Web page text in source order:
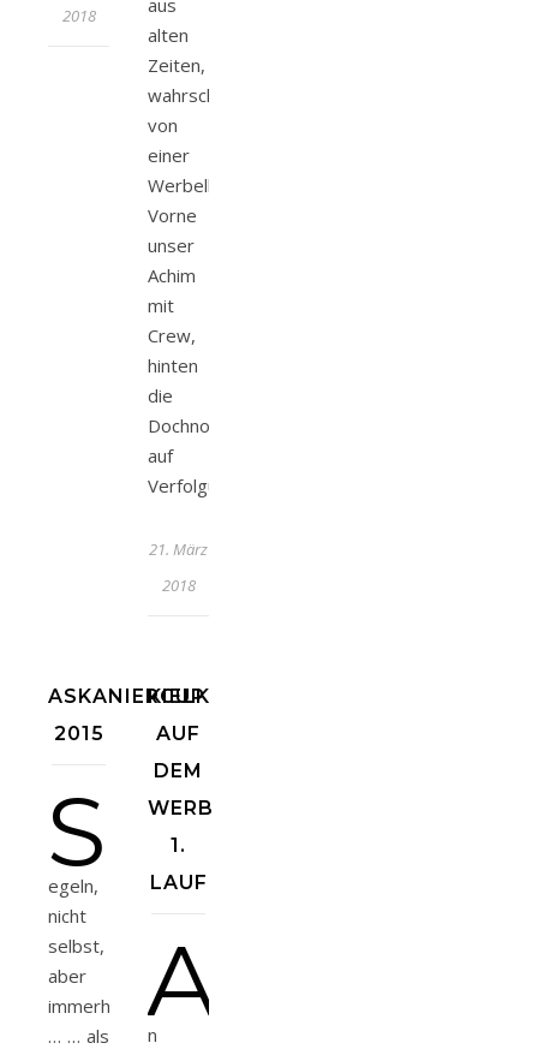
2018
aus
alten
Zeiten,
wahrscheinlich
von
einer
Werbellinseeregatta.
Vorne
unser
Achim
mit
Crew,
hinten
die
Dochnoch
auf
Verfolgungsfahrt.
21. März
2018
ASKANIERCUP
2015
S
egeln,
nicht
selbst,
aber
immerhin
… … als
KIELKREUZERREGATTA
AUF
DEM
WERBELLINSEE,
1.
LAUF
A
n